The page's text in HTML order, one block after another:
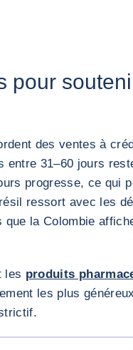
pour
des ventes à
entre 31–60 jours
progresse, ce qui
ressort avec les
la Colombie
les produits
les plus